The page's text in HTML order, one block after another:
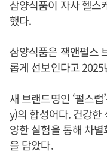
삼양식품이 자사 헬스
했다.
삼양식품은 잭앤펄스
롭게 선보인다고
새 브랜드명인 ‘펄스
y)의 합성어다. 건강한
양한 실험을 통해 차
을 담았다.